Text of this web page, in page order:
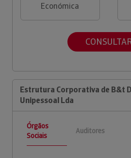
Económica
Estrutura Corporativa de B&t
Unipessoal Lda
Órgãos
Sociais
Auditores